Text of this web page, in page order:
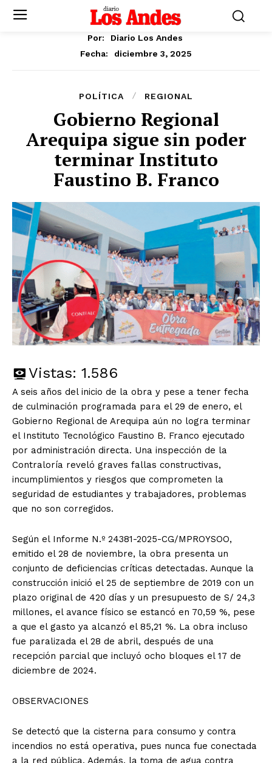
Por:
Diario Los Andes
Fecha:
diciembre 3, 2025
POLÍTICA REGIONAL
Gobierno Regional
Arequipa sigue sin poder
terminar Instituto
Faustino B. Franco
Vistas: 1.586
A seis años del inicio de la obra y pese a tener fecha
de culminación programada para el 29 de enero, el
Gobierno Regional de Arequipa aún no logra terminar
el Instituto Tecnológico Faustino B. Franco ejecutado
por administración directa. Una inspección de la
Contraloría reveló graves fallas constructivas,
incumplimientos y riesgos que comprometen la
seguridad de estudiantes y trabajadores, problemas
que no son corregidos.
Según el Informe N.º 24381-2025-CG/MPROYSOO,
emitido el 28 de noviembre, la obra presenta un
conjunto de deficiencias críticas detectadas. Aunque la
construcción inició el 25 de septiembre de 2019 con un
plazo original de 420 días y un presupuesto de S/ 24,3
millones, el avance físico se estancó en 70,59 %, pese
a que el gasto ya alcanzó el 85,21 %. La obra incluso
fue paralizada el 28 de abril, después de una
recepción parcial que incluyó ocho bloques el 17 de
diciembre de 2024.
OBSERVACIONES
Se detectó que la cisterna para consumo y contra
incendios no está operativa, pues nunca fue conectada
a la red pública. Además, la toma de agua contra